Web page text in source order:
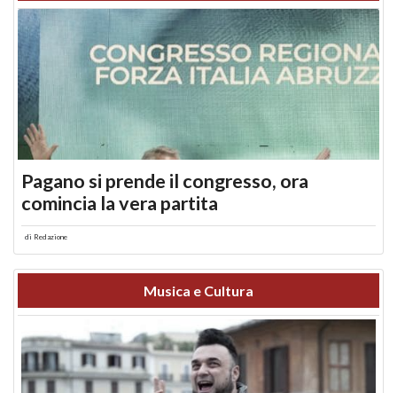
Pagano si prende il congresso, ora
comincia la vera partita
di Redazione
Musica e Cultura